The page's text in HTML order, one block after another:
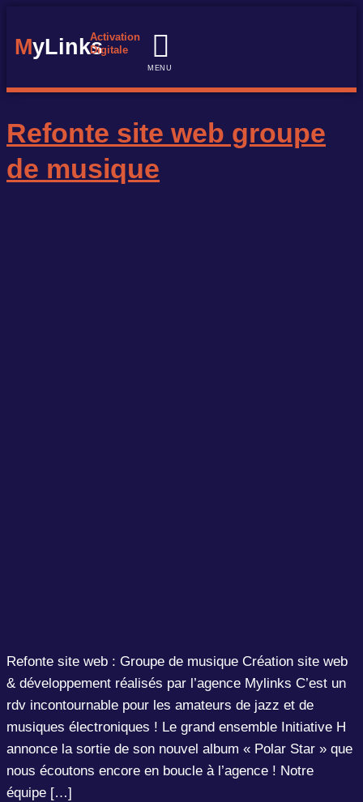
MyLinksActivation
Digitale
MENU
Refonte site web groupe
de musique
Refonte site web : Groupe de musique Création site web
& développement réalisés par l’agence Mylinks C’est un
rdv incontournable pour les amateurs de jazz et de
musiques électroniques ! Le grand ensemble Initiative H
annonce la sortie de son nouvel album « Polar Star » que
nous écoutons encore en boucle à l’agence ! Notre
équipe […]